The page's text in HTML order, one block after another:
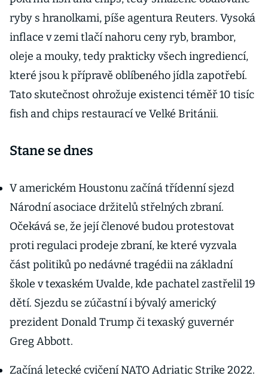
ryby s hranolkami, píše agentura Reuters. Vysoká
inflace v zemi tlačí nahoru ceny ryb, brambor,
oleje a mouky, tedy prakticky všech ingrediencí,
které jsou k přípravě oblíbeného jídla zapotřebí.
Tato skutečnost ohrožuje existenci téměř 10 tisíc
fish and chips restaurací ve Velké Británii.
Stane se dnes
V americkém Houstonu začíná třídenní sjezd
Národní asociace držitelů střelných zbraní.
Očekává se, že její členové budou protestovat
proti regulaci prodeje zbraní, ke které vyzvala
část politiků po nedávné tragédii na základní
škole v texaském Uvalde, kde pachatel zastřelil 19
dětí. Sjezdu se zúčastní i bývalý americký
prezident Donald Trump či texaský guvernér
Greg Abbott.
Začíná letecké cvičení NATO Adriatic Strike 2022.